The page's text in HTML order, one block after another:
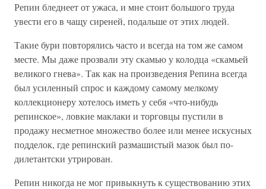
Репин бледнеет от ужаса, и мне стоит большого труда
увести его в чащу сиреней, подальше от этих людей.
Такие бури повторялись часто и всегда на том же самом
месте. Мы даже прозвали эту скамью у колодца «скамьей
великого гнева». Так как на произведения Репина всегда
был усиленный спрос и каждому самому мелкому
коллекционеру хотелось иметь у себя «что-нибудь
репинское», ловкие маклаки и торговцы пустили в
продажу несметное множество более или менее искусных
подделок, где репинский размашистый мазок был по-
дилетантски утрирован.
Репин никогда не мог привыкнуть к существованию этих